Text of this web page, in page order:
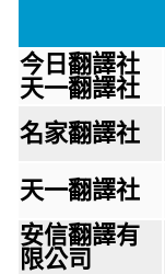
今日翻譯社
天一翻譯社
名家翻譯社
天一翻譯社
安信翻譯有
限公司